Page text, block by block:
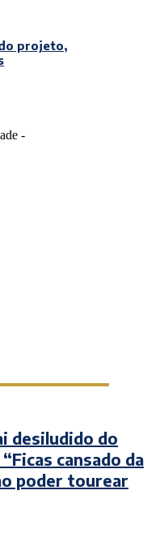
projeto,
-
desiludido do
cansado da
poder tourear